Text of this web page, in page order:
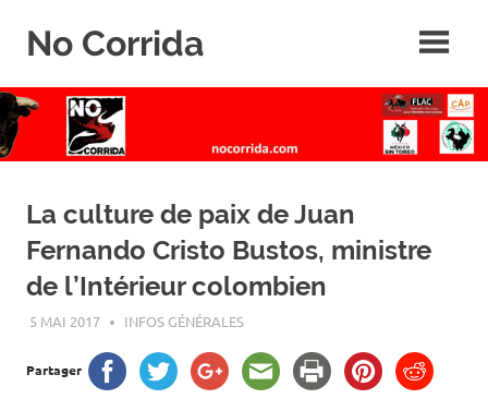
No Corrida
de
la
corrida
La culture de paix de Juan
Fernando Cristo Bustos, ministre
de l’Intérieur colombien
5 MAI 2017 ROGER LAHANA
INFOS GÉNÉRALES
Partager